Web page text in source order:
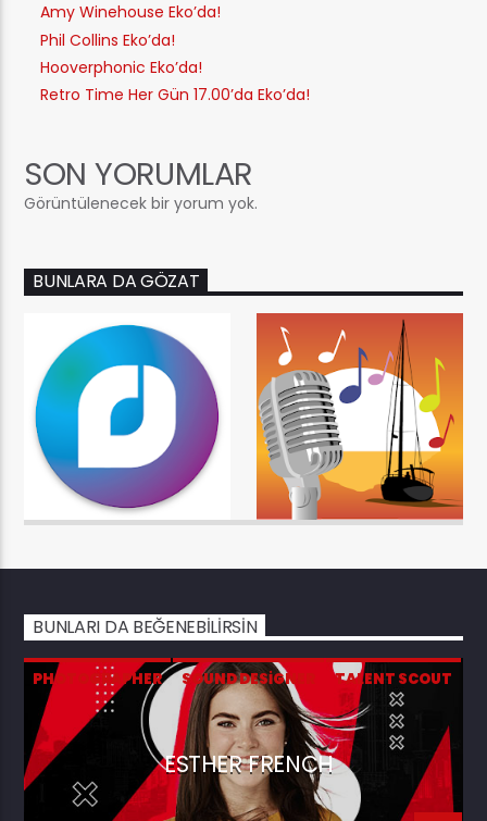
Amy Winehouse Eko’da!
Phil Collins Eko’da!
Hooverphonic Eko’da!
Retro Time Her Gün 17.00’da Eko’da!
SON YORUMLAR
Görüntülenecek bir yorum yok.
BUNLARA DA GÖZAT
BUNLARI DA BEĞENEBILIRSIN
PHOTOGRAPHER SOUND DESIGNER TALENT SCOUT
ESTHER FRENCH